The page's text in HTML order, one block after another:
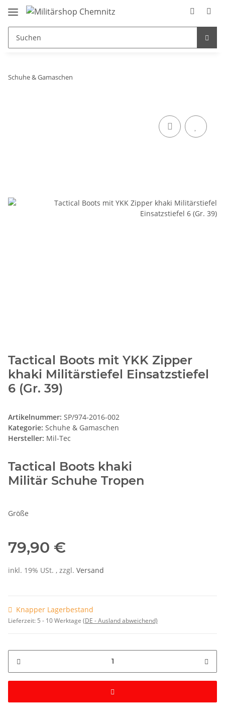
Schuhe & Gamaschen
Tactical Boots mit YKK Zipper
khaki Militärstiefel Einsatzstiefel
6 (Gr. 39)
Artikelnummer: SP/974-2016-002
Kategorie: Schuhe & Gamaschen
Hersteller: Mil-Tec
Tactical Boots khaki
Militär Schuhe Tropen
Größe
79,90 €
inkl. 19% USt. , zzgl. Versand
Knapper Lagerbestand
Lieferzeit: 5 - 10 Werktage (DE - Ausland abweichend)